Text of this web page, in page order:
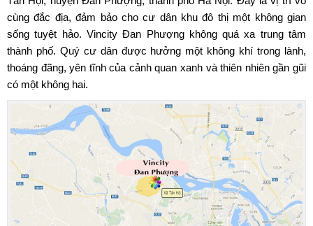
cùng đắc địa, đảm bảo cho cư dân khu đô thị một không gian
sống tuyệt hảo. Vincity Đan Phượng không quá xa trung tâm
thành phố. Quý cư dân được hưởng một không khí trong lành,
thoáng đãng, yên tĩnh của cảnh quan xanh và thiên nhiên gần gũi
có một không hai.